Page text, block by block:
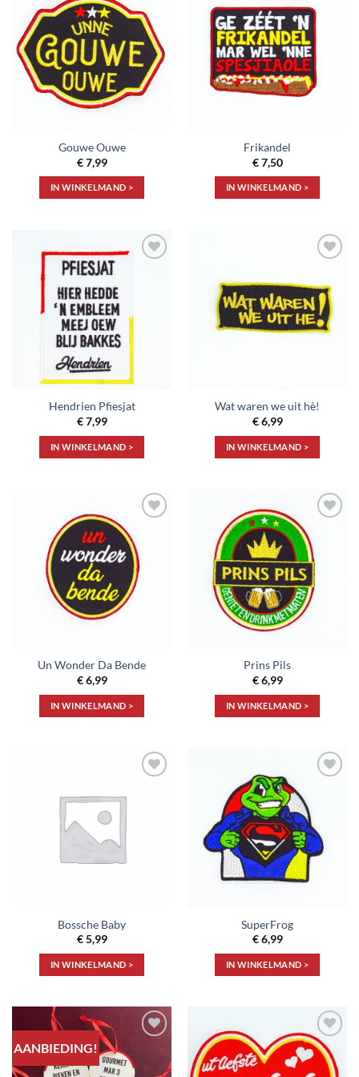
Toevoegen
aan
verlanglijst
Gouwe Ouwe
€7,99
IN WINKELMAND >
Toevoegen
aan
verlanglijst
Frikandel
€7,50
IN WINKELMAND >
Hendrien Pfiesjat
€7,99
IN WINKELMAND >
verlanglijst
Wat waren we uit hè!
€6,99
IN WINKELMAND >
Toevoegen
aan
verlanglijst
Un Wonder Da Bende
€6,99
IN WINKELMAND >
Toevoegen
aan
verlanglijst
Prins Pils
€6,99
IN WINKELMAND >
Bossche Baby
€5,99
IN WINKELMAND >
Toevoegen
verlanglijst
SuperFrog
€6,99
IN WINKELMAND >
AANBIEDING!
Toevoegen
verlanglijst
Toevoegen
aan
verlanglijst